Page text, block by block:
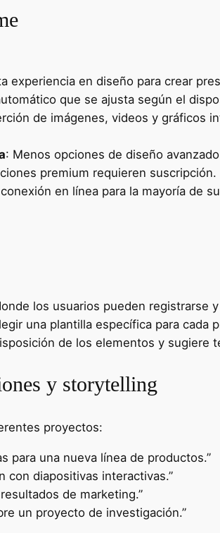
experiencia en diseño para crear
que se ajusta según el
de imágenes, videos y gráficos
: Menos opciones de diseño
premium requieren suscripción.
en línea para la mayoría de
los usuarios pueden registrarse
una plantilla específica para cada
de los elementos y sugiere
y storytelling
proyectos:
para una nueva línea de productos.”
con diapositivas interactivas.”
de marketing.”
un proyecto de investigación.”